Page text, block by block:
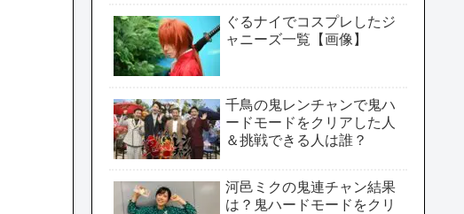
ぐるナイでコスプレしたジ
ャニーズ一覧【画像】
千鳥の鬼レンチャンで鬼ハ
ードモードをクリアした人
＆挑戦できる人は誰？
河邑ミクの鬼連チャン結果
は？鬼ハードモードをクリ